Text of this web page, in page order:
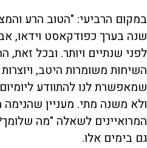
במקום הרביעי: "הטוב הרע
שנה בערך כפודקאסט וידאו,
לפני שנתיים ויותר. ובכל זאת,
השיחות משומרות היטב,
שמאפשרת לנו להתוודע
ולא משנה מתי. מעניין
המרואיינים לשאלה "מה
גם בימים אלו.